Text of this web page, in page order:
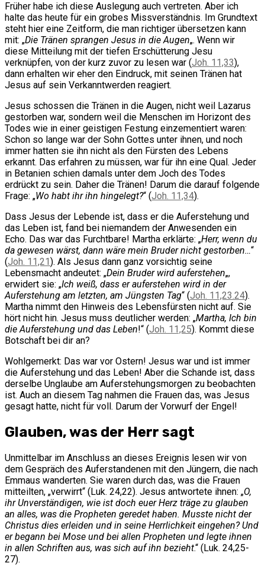
Früher habe ich diese Auslegung auch vertreten. Aber ich
halte das heute für ein grobes Missverständnis. Im Grundtext
steht hier eine Zeitform, die man richtiger übersetzen kann
mit: „Die Tränen sprangen Jesus in die Augen„. Wenn wir
diese Mitteilung mit der tiefen Erschütterung Jesu
verknüpfen, von der kurz zuvor zu lesen war (Joh. 11,33),
dann erhalten wir eher den Eindruck, mit seinen Tränen hat
Jesus auf sein Verkanntwerden reagiert.
Jesus schossen die Tränen in die Augen, nicht weil Lazarus
gestorben war, sondern weil die Menschen im Horizont des
Todes wie in einer geistigen Festung einzementiert waren:
Schon so lange war der Sohn Gottes unter ihnen, und noch
immer hatten sie ihn nicht als den Fürsten des Lebens
erkannt. Das erfahren zu müssen, war für ihn eine Qual. Jeder
in Betanien schien damals unter dem Joch des Todes
erdrückt zu sein. Daher die Tränen! Darum die darauf folgende
Frage: „Wo habt ihr ihn hingelegt?“ (Joh. 11,34).
Dass Jesus der Lebende ist, dass er die Auferstehung und
das Leben ist, fand bei niemandem der Anwesenden ein
Echo. Das war das Furchtbare! Martha erklärte: „Herr, wenn du
da gewesen wärst, dann wäre mein Bruder nicht gestorben…“
(Joh. 11,21). Als Jesus dann ganz vorsichtig seine
Lebensmacht andeutet: „Dein Bruder wird auferstehen„,
erwidert sie: „Ich weiß, dass er auferstehen wird in der
Auferstehung am letzten, am Jüngsten Tag“ (Joh. 11,23.24).
Martha nimmt den Hinweis des Lebensfürsten nicht auf. Sie
hört nicht hin. Jesus muss deutlicher werden: „Martha, Ich bin
die Auferstehung und das Leben!“ (Joh. 11,25). Kommt diese
Botschaft bei dir an?
Wohlgemerkt: Das war vor Ostern! Jesus war und ist immer
die Auferstehung und das Leben! Aber die Schande ist, dass
derselbe Unglaube am Auferstehungsmorgen zu beobachten
ist. Auch an diesem Tag nahmen die Frauen das, was Jesus
gesagt hatte, nicht für voll. Darum der Vorwurf der Engel!
Glauben, was der Herr sagt
Unmittelbar im Anschluss an dieses Ereignis lesen wir von
dem Gespräch des Auferstandenen mit den Jüngern, die nach
Emmaus wanderten. Sie waren durch das, was die Frauen
mitteilten, „verwirrt“ (Luk. 24,22). Jesus antwortete ihnen: „O,
ihr Unverständigen, wie ist doch euer Herz träge zu glauben
an alles, was die Propheten geredet haben. Musste nicht der
Christus dies erleiden und in seine Herrlichkeit eingehen? Und
er begann bei Mose und bei allen Propheten und legte ihnen
in allen Schriften aus, was sich auf ihn bezieht.“ (Luk. 24,25-
27).